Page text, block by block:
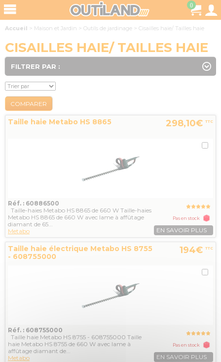
0
Accueil > Maison et Jardin > Outils de jardinage > Cisailles haie/ Tailles haie
CISAILLES HAIE/ TAILLES HAIE
FILTRER PAR :
COMPARER
Taille haie Metabo HS 8865 298,10€ TTC
Réf. : 60886500
Taille-haies Metabo HS 8865 de 660 W Taille-haies
Metabo HS 8865 de 660 W avec lame à affûtage
diamant de 65...
Metabo
Pas en stock
EN SAVOIR PLUS
Taille haie électrique Metabo HS 8755
- 608755000
194€ TTC
Réf. : 608755000
Taille haie Metabo HS 8755 - 608755000 Taille
haie Metabo HS 8755 de 660 W avec lame à
affûtage diamant de...
Metabo
Pas en stock
EN SAVOIR PLUS